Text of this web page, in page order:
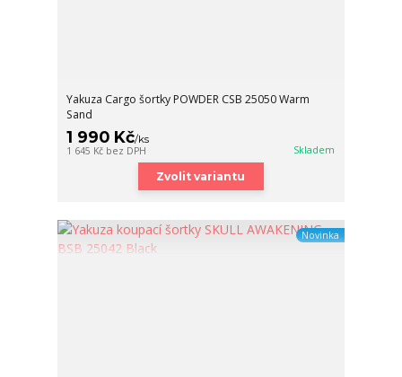
Yakuza Cargo šortky POWDER CSB 25050 Warm
Sand
1 990 Kč/ks
1 645 Kč bez DPH Skladem
Zvolit variantu
Novinka